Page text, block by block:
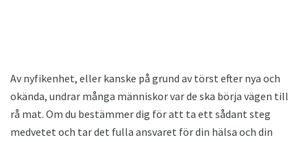
Av nyfikenhet, eller kanske på grund av törst efter nya och
okända, undrar många människor var de ska börja vägen till
rå mat. Om du bestämmer dig för att ta ett sådant steg
medvetet och tar det fulla ansvaret för din hälsa och din